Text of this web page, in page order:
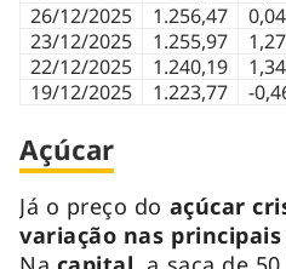
26/12/2025
1.256,47
23/12/2025
1.255,97
22/12/2025
1.240,19
19/12/2025
1.223,77 -
Açúcar
Já o preço do açúcar
variação nas principais